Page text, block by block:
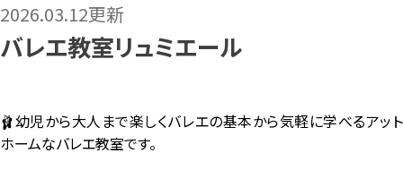
2026.03.12更新
バレエ教室リュミエール
🩰幼児から大人まで楽しくバレエの基本から気軽に学べるアット
ホームなバレエ教室です。